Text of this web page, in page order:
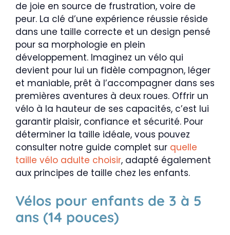
de joie en source de frustration, voire de
peur. La clé d’une expérience réussie réside
dans une taille correcte et un design pensé
pour sa morphologie en plein
développement. Imaginez un vélo qui
devient pour lui un fidèle compagnon, léger
et maniable, prêt à l’accompagner dans ses
premières aventures à deux roues. Offrir un
vélo à la hauteur de ses capacités, c’est lui
garantir plaisir, confiance et sécurité. Pour
déterminer la taille idéale, vous pouvez
consulter notre guide complet sur quelle
taille vélo adulte choisir, adapté également
aux principes de taille chez les enfants.
Vélos pour enfants de 3 à 5
ans (14 pouces)